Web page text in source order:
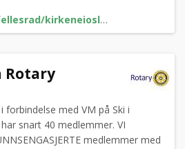
ris/Aktiviteter/Holmenkollen/
Rotary
forbindelse med VM på Ski i
snart 40 medlemmer. VI
medlemmer med